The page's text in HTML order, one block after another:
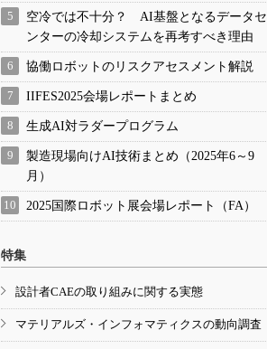
空冷では不十分？ AI基盤となるデータセ
ンターの冷却システムを再考すべき理由
協働ロボットのリスクアセスメント解説
IIFES2025会場レポートまとめ
生成AI対ラダープログラム
製造現場向けAI技術まとめ（2025年6～9
月）
2025国際ロボット展会場レポート（FA）
特集
設計者CAEの取り組みに関する実態
マテリアルズ・インフォマティクスの動向調査